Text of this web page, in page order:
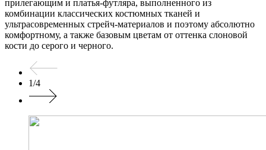
прилегающим и платья-футляра, выполненного из
комбинации классических костюмных тканей и
ультрасовременных стрейч-материалов и поэтому абсолютно
комфортному, а также базовым цветам от оттенка слоновой
кости до серого и черного.
1/4